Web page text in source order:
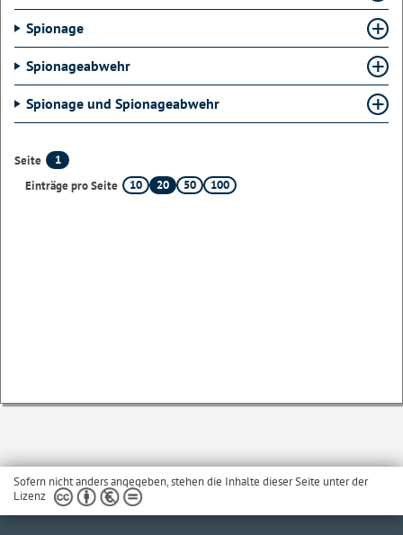
Spionage
Spionageabwehr
Spionage und Spionageabwehr
Seite
1
Einträge pro Seite
10 20 50 100
Sofern nicht anders angegeben, stehen die Inhalte dieser Seite unter der
Lizenz